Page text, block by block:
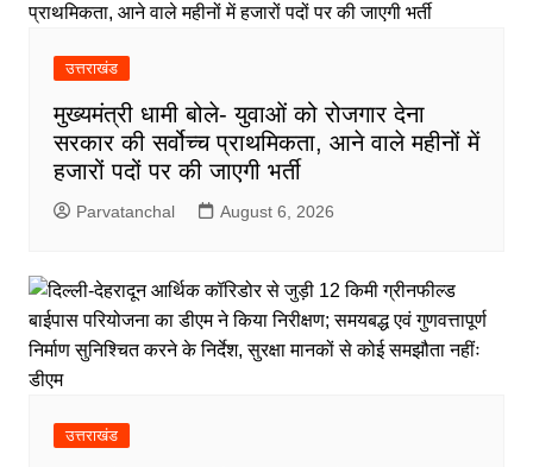
उत्तराखंड
मुख्यमंत्री धामी बोले- युवाओं को रोजगार देना
सरकार की सर्वोच्च प्राथमिकता, आने वाले महीनों में
हजारों पदों पर की जाएगी भर्ती
Parvatanchal August 6, 2026
उत्तराखंड